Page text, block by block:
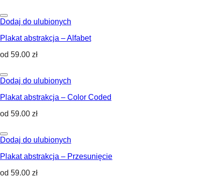
Dodaj do ulubionych
Plakat abstrakcja – Alfabet
od 59.00 zł
Dodaj do ulubionych
Plakat abstrakcja – Color Coded
od 59.00 zł
Dodaj do ulubionych
Plakat abstrakcja – Przesunięcie
od 59.00 zł